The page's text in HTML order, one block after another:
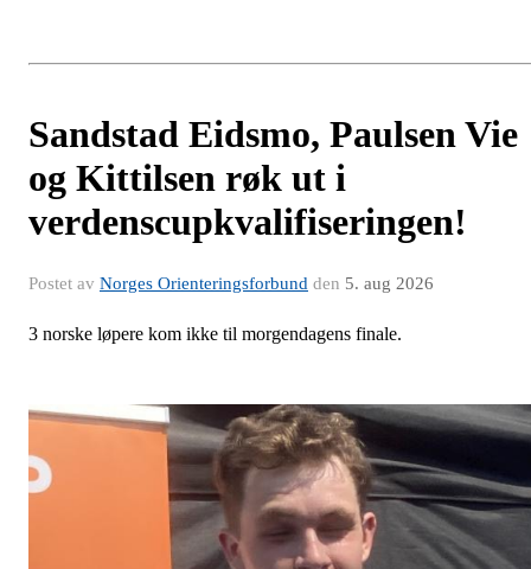
Sandstad Eidsmo, Paulsen Vie
og Kittilsen røk ut i
verdenscupkvalifiseringen!
Postet av Norges Orienteringsforbund den 5. aug 2026
3 norske løpere kom ikke til morgendagens finale.